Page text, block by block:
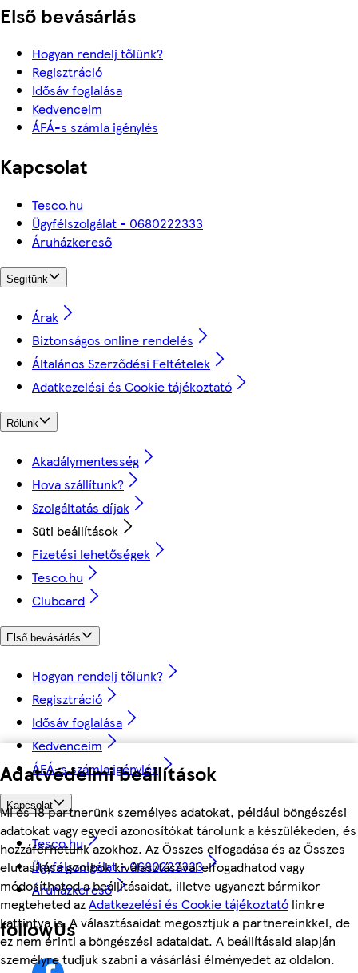
Adatvédelmi beállítások
Mi és 18 partnerünk személyes adatokat, például böngészési
adatokat vagy egyedi azonosítókat tárolunk a készülékeden, és
hozzáférhetünk azokhoz. Az Összes elfogadása és az Összes
elutasítása gombok kiválasztásával elfogadhatod vagy
módosíthatod a beállításaidat, illetve ugyanezt bármikor
megteheted azAdatkezelési és Cookie tájékoztató linkre
kattintva is. A választásaidat megosztjuk a partnereinkkel, de
ez nem érinti a böngészési adataidat. A beállításaid alapján
személyre tudjuk szabni a vásárlási élményedet az oldalon.
Első bevásárlás
Hogyan rendelj tőlünk?
Regisztráció
Idősáv foglalása
Kedvenceim
ÁFÁ-s számla igénylés
Kapcsolat
Tesco.hu
Ügyfélszolgálat - 0680222333
Áruházkereső
Segítünk
Árak
Biztonságos online rendelés
Általános Szerződési Feltételek
Adatkezelési és Cookie tájékoztató
Rólunk
Akadálymentesség
Hova szállítunk?
Szolgáltatás díjak
Süti beállítások
Fizetési lehetőségek
Tesco.hu
Clubcard
Első bevásárlás
Hogyan rendelj tőlünk?
Regisztráció
Idősáv foglalása
Kedvenceim
ÁFÁ-s számla igénylés
Kapcsolat
Tesco.hu
Ügyfélszolgálat - 0680222333
Áruházkereső
followUs